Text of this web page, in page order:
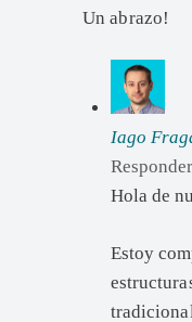
Un abrazo!
Iago
Responder
Hola de
Estoy